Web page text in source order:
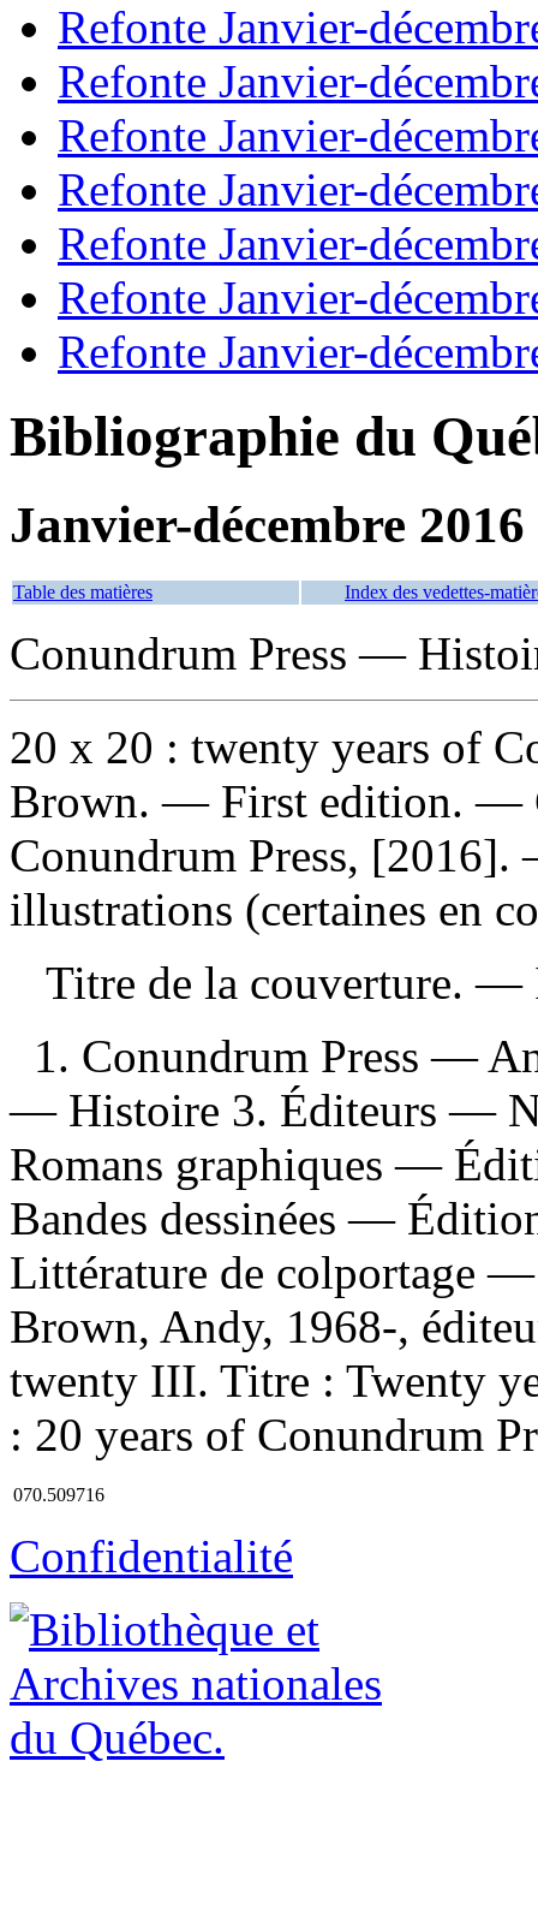
Refonte Janvier-
Refonte Janvier-
Refonte Janvier-
Refonte Janvier-
Refonte Janvier-
Refonte Janvier-
Refonte Janvier-
Bibliographie du
Janvier-décembre 2016
Table des matières Index des vedettes-
Conundrum Press —
20 x 20 : twenty years of
Brown. — First edition. —
Conundrum Press, [2016].
illustrations (certaines en
Titre de la couverture. —
1. Conundrum Press —
— Histoire 3. Éditeurs —
Romans graphiques —
Bandes dessinées —
Littérature de colportage
Brown, Andy, 1968-,
twenty III. Titre : Twenty
: 20 years of Conundrum
070.509716
Confidentialité